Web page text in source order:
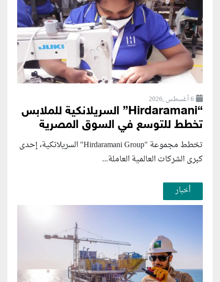
6 أغسطس ,2026
“Hirdaramani” السريلانكية للملابس
تخطط للتوسع في السوق المصرية
تخطط مجموعة "Hirdaramani Group" السريلانكية، إحدى
كبرى الشركات العالمية العاملة...
أخبار